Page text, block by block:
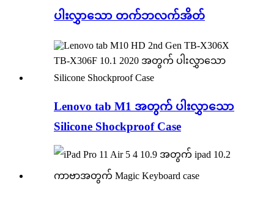
ပါးလွှာသော တက်ဘလက်အိတ်
Lenovo tab M1 အတွက် ပါးလွှာသော
Silicone Shockproof Case